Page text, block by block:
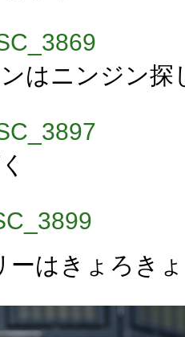
はニンジン探
ーはきょろき